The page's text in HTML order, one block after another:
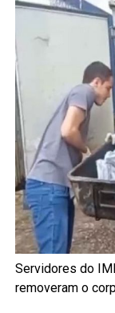
Servidores do
removeram o